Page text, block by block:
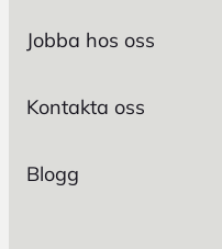
Jobba hos oss
Kontakta oss
Blogg